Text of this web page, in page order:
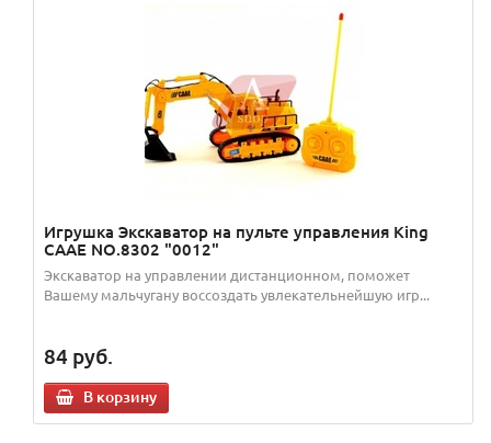
Игрушка Экскаватор на пульте управления King
CAAE NO.8302 "0012"
Экскаватор на управлении дистанционном, поможет
Вашему мальчугану воссоздать увлекательнейшую игр...
84 руб.
В корзину